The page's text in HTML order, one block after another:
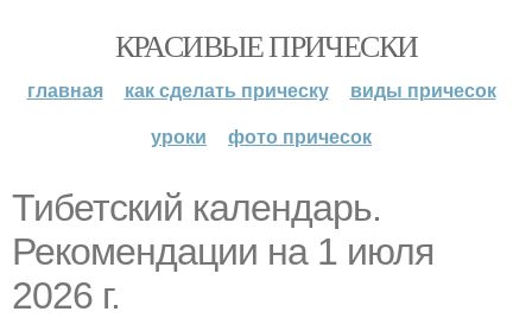
КРАСИВЫЕ ПРИЧЕСКИ
главная как сделать прическу
виды причесок
уроки
фото причесок
Тибетский календарь.
Рекомендации на 1 июля
2026 г.